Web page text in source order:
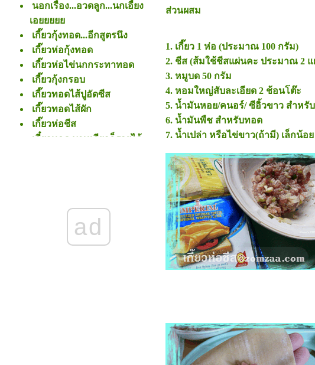
นอกเรื่อง...อวดลูก...นกเอี้ยง
เอ
เกี๊ยวกุ้งทอด...อีกสูตรนึง
เกี๊ยวห่อกุ้งทอด
เกี๊ยวห่อไข่นกกระทาทอด
เกี๊ยวกุ้งกรอบ
เกี๊ยวทอดไส้ปูอัดซีส
เกี๊ยวทอดไส้ผัก
เกี๊ยวห่อชีส
เกี๋ยวทอด บาทเดียวก็รวยได้
ad
ส่วนผสม
1. เกี๊ยว 1 ห่อ (ประมาณ 100 กรัม)
2. ชีส (ส้มใช้ชีสแผ่นคะ ประมาณ 2
3. หมูบด 50 กรัม
4. หอมใหญ่สับละเอียด 2 ช้อนโต๊ะ
5. น้ำมันหอย/คนอร์/ ซีอิ้วขาว สำหรั
6. น้ำมันพืช สำหรับทอด
7. น้ำเปล่า หรือไข่ขาว(ถ้ามี) เล็กน้อ